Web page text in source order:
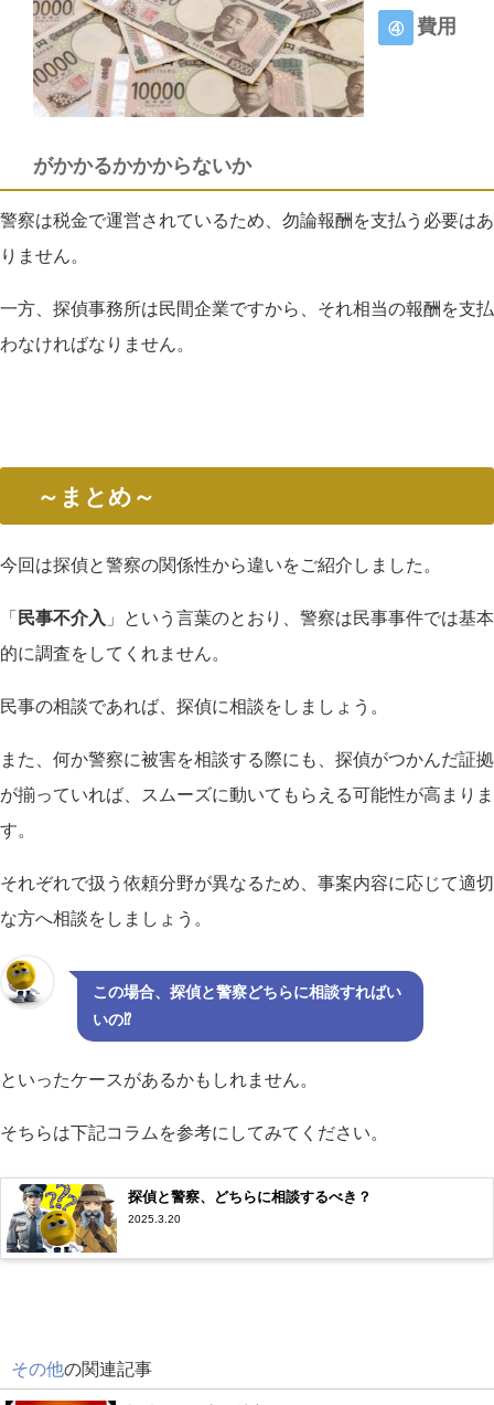
④ 費用
がかかるかかからないか
警察は税金で運営されているため、勿論報酬を支払う必要はあ
りません。
一方、探偵事務所は民間企業ですから、それ相当の報酬を支払
わなければなりません。
～まとめ～
今回は探偵と警察の関係性から違いをご紹介しました。
「 民事不介入 」という言葉のとおり、警察は民事事件では基本
的に調査をしてくれません。
民事の相談であれば、探偵に相談をしましょう。
また、何か警察に被害を相談する際にも、探偵がつかんだ証拠
が揃っていれば、スムーズに動いてもらえる可能性が高まりま
す。
それぞれで扱う依頼分野が異なるため、事案内容に応じて適切
な方へ相談をしましょう。
この場合、探偵と警察どちらに相談すればい
いの⁉
といったケースがあるかもしれません。
そちらは下記コラムを参考にしてみてください。
探偵と警察、どちらに相談するべき？
2025.3.20
その他の関連記事